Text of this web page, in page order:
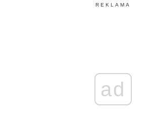
REKLAMA
ad